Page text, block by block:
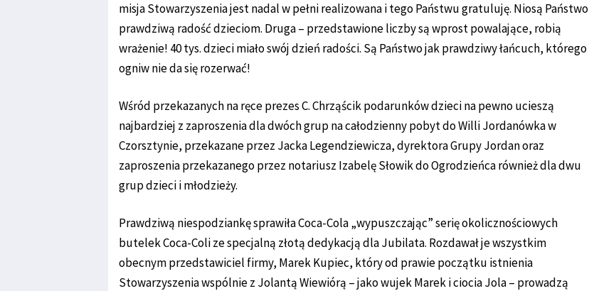
misja Stowarzyszenia jest nadal w pełni realizowana i tego Państwu gratuluję. Niosą Państwo
prawdziwą radość dzieciom. Druga – przedstawione liczby są wprost powalające, robią
wrażenie! 40 tys. dzieci miało swój dzień radości. Są Państwo jak prawdziwy łańcuch, którego
ogniw nie da się rozerwać!
Wśród przekazanych na ręce prezes C. Chrząścik podarunków dzieci na pewno ucieszą
najbardziej z zaproszenia dla dwóch grup na całodzienny pobyt do Willi Jordanówka w
Czorsztynie, przekazane przez Jacka Legendziewicza, dyrektora Grupy Jordan oraz
zaproszenia przekazanego przez notariusz Izabelę Słowik do Ogrodzieńca również dla dwu
grup dzieci i młodzieży.
Prawdziwą niespodziankę sprawiła Coca-Cola „wypuszczając” serię okolicznościowych
butelek Coca-Coli ze specjalną złotą dedykacją dla Jubilata. Rozdawał je wszystkim
obecnym przedstawiciel firmy, Marek Kupiec, który od prawie początku istnienia
Stowarzyszenia wspólnie z Jolantą Wiewiórą – jako wujek Marek i ciocia Jola – prowadzą